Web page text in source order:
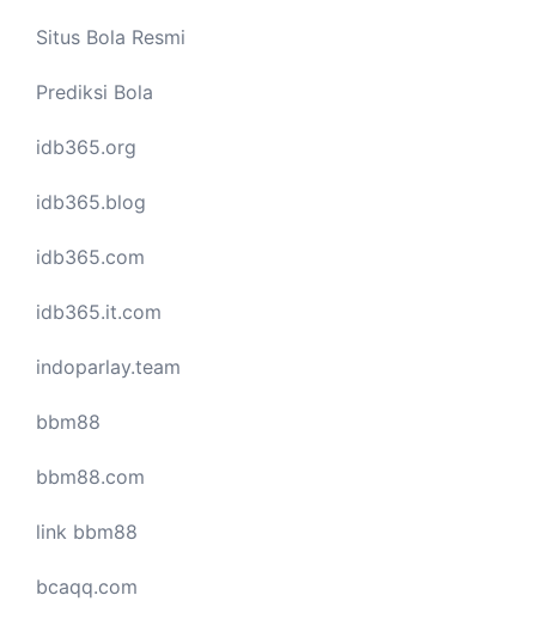
Situs Bola Resmi
Prediksi Bola
idb365.org
idb365.blog
idb365.com
idb365.it.com
indoparlay.team
bbm88
bbm88.com
link bbm88
bcaqq.com